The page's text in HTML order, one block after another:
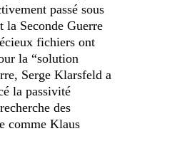
passé sous
la Seconde Guerre
fichiers ont
la “solution
Serge Klarsfeld a
la passivité
des
comme Klaus